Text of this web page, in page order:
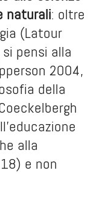
naturali: oltre
(Latour
pensi alla
2004,
della
alla
e non